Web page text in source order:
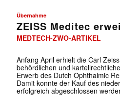
Übernahme
ZEISS Meditec
MEDTECH-ZWO-ARTIKEL
Anfang April erhielt die Carl
behördlichen und
Erwerb des Dutch Ophthalmic
Damit konnte der Kauf des
erfolgreich abgeschlossen